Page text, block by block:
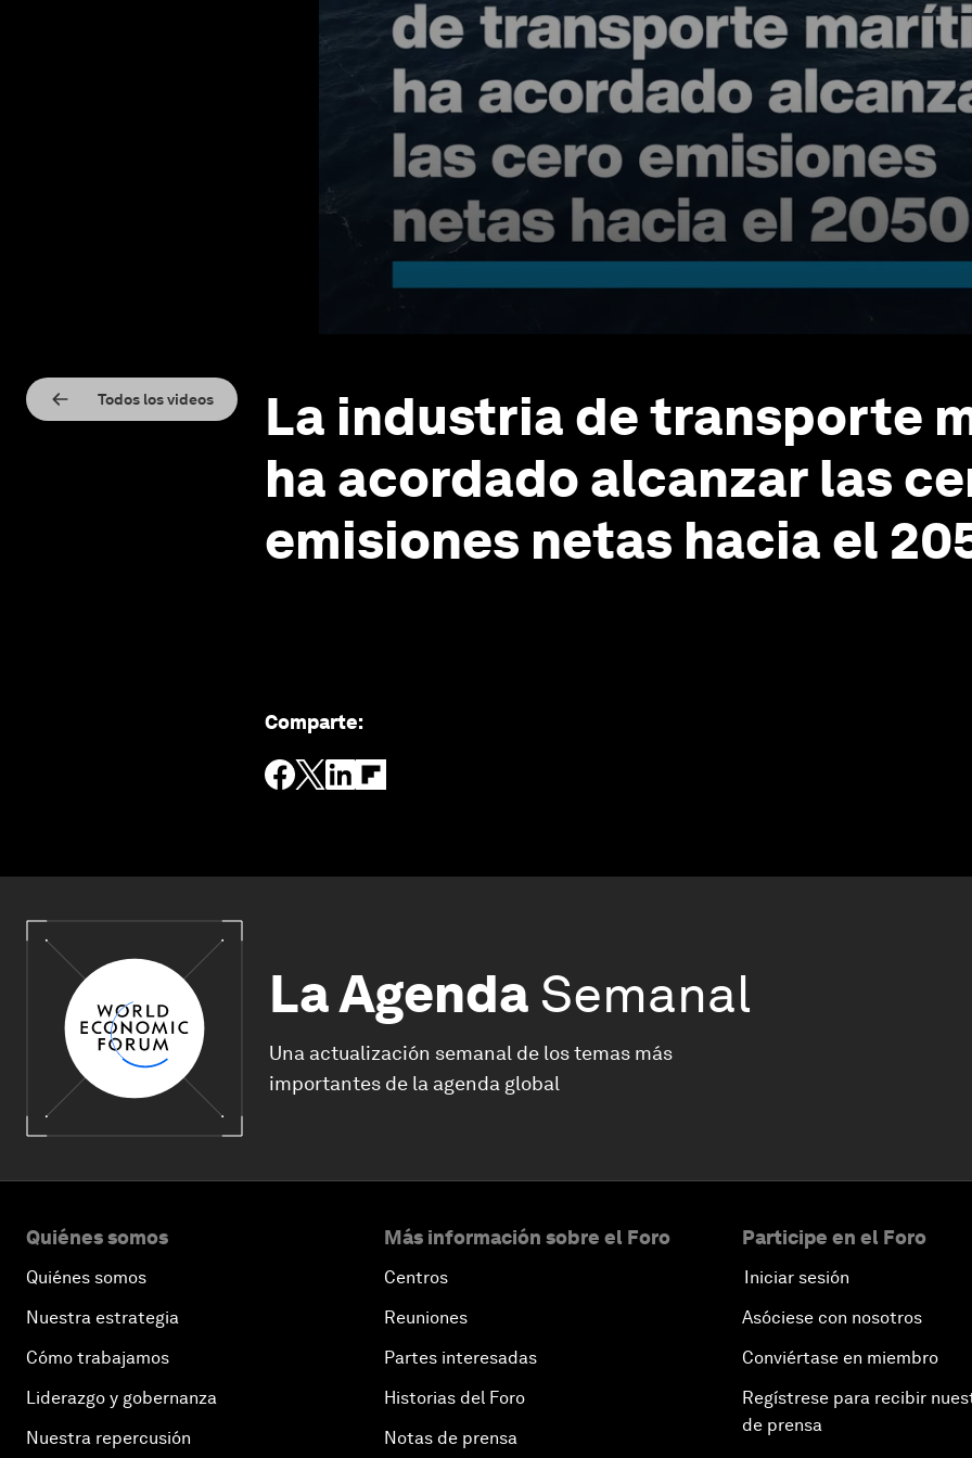
Todos los videos
La industria de transporte
ha acordado alcanzar las
emisiones netas hacia el
Comparte:
La Agenda Semanal
Una actualización semanal de los temas más
importantes de la agenda global
Quiénes somos
Quiénes somos
Nuestra estrategia
Cómo trabajamos
Liderazgo y gobernanza
Nuestra repercusión
Más información sobre el Foro
Centros
Reuniones
Partes interesadas
Historias del Foro
Notas de prensa
Participe en el Foro
Iniciar sesión
Asóciese con nosotros
Conviértase en miembro
Regístrese para recibir
de prensa